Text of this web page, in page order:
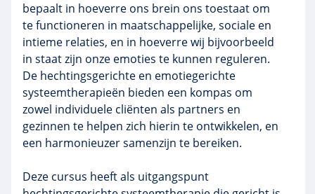
bepaalt in hoeverre ons brein ons toestaat om
te functioneren in maatschappelijke, sociale en
intieme relaties, en in hoeverre wij bijvoorbeeld
in staat zijn onze emoties te kunnen reguleren.
De hechtingsgerichte en emotiegerichte
systeemtherapieën bieden een kompas om
zowel individuele cliënten als partners en
gezinnen te helpen zich hierin te ontwikkelen, en
een harmonieuzer samenzijn te bereiken.
Deze cursus heeft als uitgangspunt